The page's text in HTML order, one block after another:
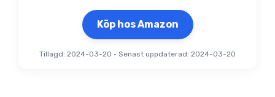
Köp hos Amazon
Tillagd: 2024-03-20 • Senast uppdaterad: 2024-03-20